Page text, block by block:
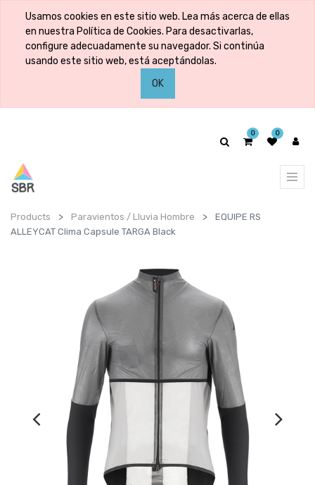
Usamos cookies en este sitio web. Lea más acerca de ellas
en nuestra Política de Cookies. Para desactivarlas,
configure adecuadamente su navegador. Si continúa
usando este sitio web, está aceptándolas.
OK
0 0
Products Paravientos / Lluvia Hombre
EQUIPE RS
ALLEYCAT Clima Capsule TARGA Black